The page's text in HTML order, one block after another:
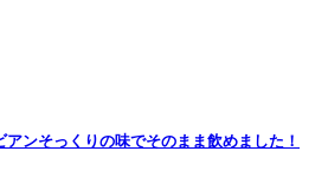
ンそっくりの味でそのまま飲めました！